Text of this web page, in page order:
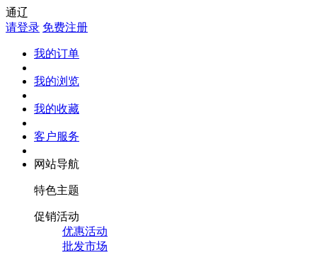
通辽
请登录 免费注册
我的订单
我的浏览
我的收藏
客户服务
网站导航
特色主题
促销活动
优惠活动
批发市场